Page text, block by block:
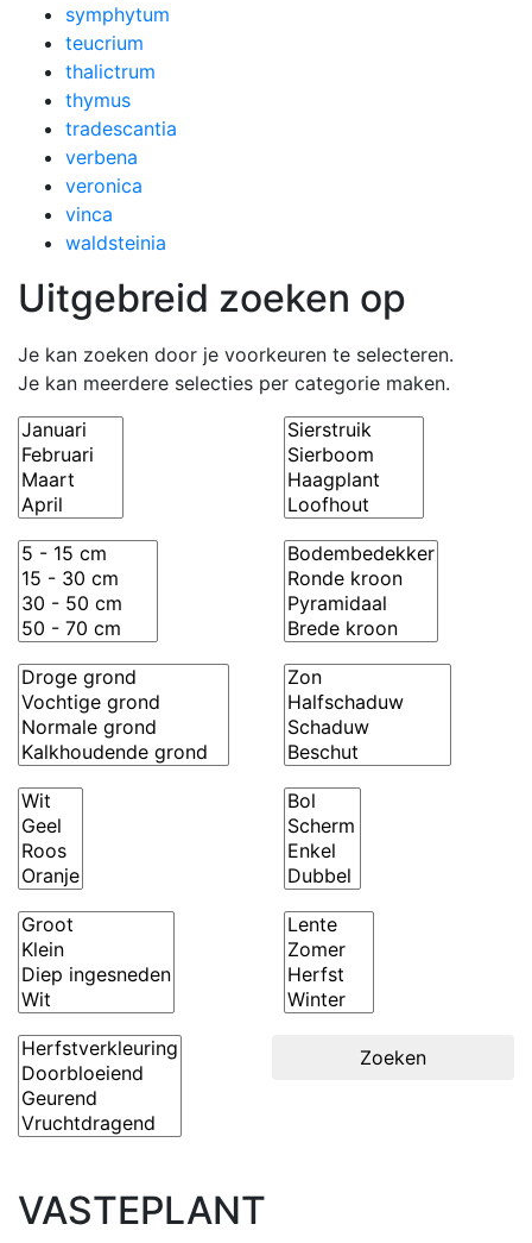
symphytum
teucrium
thalictrum
thymus
tradescantia
verbena
veronica
vinca
waldsteinia
Uitgebreid zoeken op
Je kan zoeken door je voorkeuren te selecteren.
Je kan meerdere selecties per categorie maken.
Zoeken
VASTEPLANT